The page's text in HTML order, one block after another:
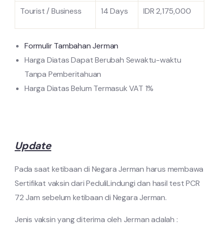
Tourist / Business 14 Days IDR 2,175,000
Formulir Tambahan Jerman
Harga Diatas Dapat Berubah Sewaktu-waktu
Tanpa Pemberitahuan
Harga Diatas Belum Termasuk VAT 1%
Update
Pada saat ketibaan di Negara Jerman harus membawa
Sertifikat vaksin dari PeduliLindungi dan hasil test PCR
72 Jam sebelum ketibaan di Negara Jerman.
Jenis vaksin yang diterima oleh Jerman adalah :